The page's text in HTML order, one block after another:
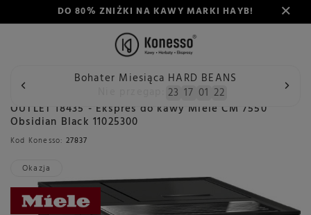
DO 80% ZNIŻKI NA KAWY MARKI HAYB!
Bohater Miesiąca HARD BEANS
23 17 01 21
Wstecz Konesso Outlet Outlet ekspresy do kawy
Okazja
OUTLET 18435 - Ekspres do kawy Miele CM 7550
Obsidian Black 11025300
Kod Konesso: 27837